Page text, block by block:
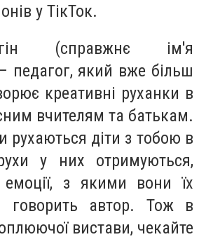
у ТікТок.
(справжнє ім'я
педагог, який вже більш
креативні руханки в
вчителям та батькам.
рухаються діти з тобою в
у них отримуються,
з якими вони їх
говорить автор. Тож в
вистави, чекайте